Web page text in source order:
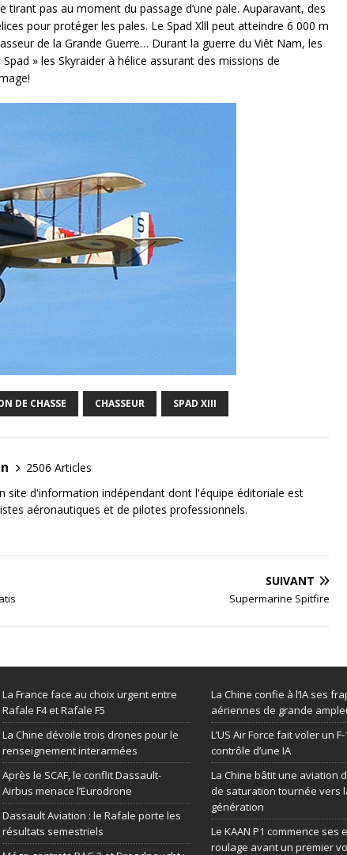
pas au moment du passage d’une pale. Auparavant, des
pour protéger les pales. Le Spad Xlll peut atteindre 6 000 m
de la Grande Guerre… Durant la guerre du Viêt Nam, les
» les Skyraider à hélice assurant des missions de
DE CHASSE CHASSEUR SPAD XIII
2506 Articles
site d'information indépendant dont l'équipe éditoriale est
aéronautiques et de pilotes professionnels.
SUIVANT
Supermarine Spitfire
La France face au choix urgent entre
Rafale F4 et Rafale F5
La Chine dévoile trois drones pour le
renseignement interarmées
Après le SCAF, le conflit Dassault-
Airbus menace l’Eurodrone
Dassault Aviation : le Rafale porte les
résultats semestriels
La Chine confie à l’IA ses
aériennes de grande
L’US Air Force fait voler un
contrôle d’une IA
La Chine bâtit une aviation
de saturation tournée vers
génération
Le KAAN P1 commence ses
roulage avant un premier